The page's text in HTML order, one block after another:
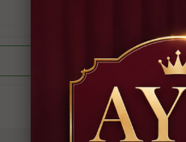
Whatsapp ile